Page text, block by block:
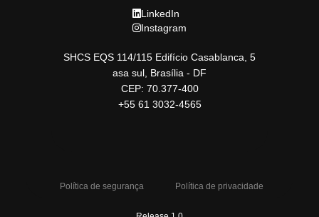
LinkedIn
Instagram
SHCS EQS 114/115 Edifício Casablanca, 5
asa sul, Brasília - DF
CEP: 70.377-400
+55 61 3032-4565
Política de segurança Política de privacidade